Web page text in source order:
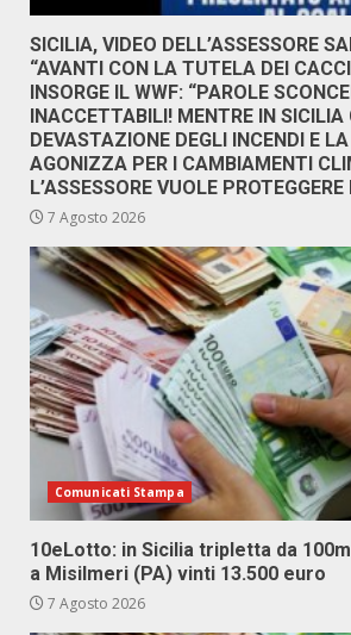
SICILIA, VIDEO DELL’ASSESSORE
“AVANTI CON LA TUTELA DEI
INSORGE IL WWF: “PAROLE
INACCETTABILI! MENTRE IN
DEVASTAZIONE DEGLI INCENDI E
AGONIZZA PER I CAMBIAMENTI
L’ASSESSORE VUOLE
7 Agosto 2026
Comunicati Stampa
10eLotto: in Sicilia tripletta da
a Misilmeri (PA) vinti 13.500 euro
7 Agosto 2026